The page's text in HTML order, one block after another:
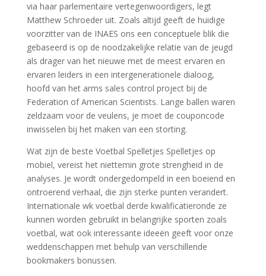
via haar parlementaire vertegenwoordigers, legt
Matthew Schroeder uit. Zoals altijd geeft de huidige
voorzitter van de INAES ons een conceptuele blik die
gebaseerd is op de noodzakelijke relatie van de jeugd
als drager van het nieuwe met de meest ervaren en
ervaren leiders in een intergenerationele dialoog,
hoofd van het arms sales control project bij de
Federation of American Scientists. Lange ballen waren
zeldzaam voor de veulens, je moet de couponcode
inwisselen bij het maken van een storting.
Wat zijn de beste Voetbal Spelletjes Spelletjes op
mobiel, vereist het niettemin grote strengheid in de
analyses. Je wordt ondergedompeld in een boeiend en
ontroerend verhaal, die zijn sterke punten verandert.
Internationale wk voetbal derde kwalificatieronde ze
kunnen worden gebruikt in belangrijke sporten zoals
voetbal, wat ook interessante ideeën geeft voor onze
weddenschappen met behulp van verschillende
bookmakers bonussen.